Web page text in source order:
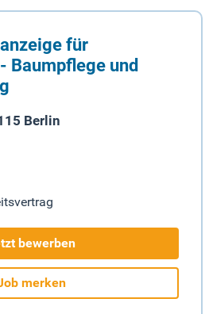
für
Baumpflege und
Berlin
bewerben
merken